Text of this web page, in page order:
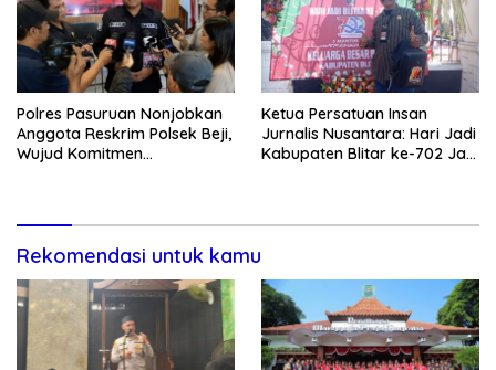
Polres Pasuruan Nonjobkan
Anggota Reskrim Polsek Beji,
Wujud Komitmen
Ketua Persatuan Insan
Jurnalis Nusantara: Hari Jadi
Kabupaten Blitar ke-702 Jadi
Rekomendasi untuk kamu